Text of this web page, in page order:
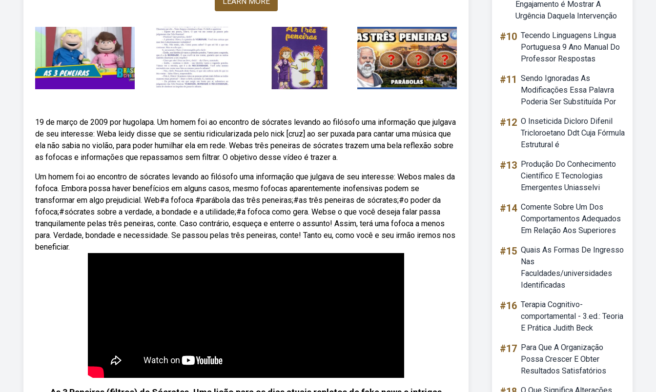
19 de março de 2009 por hugolapa. Um homem foi ao encontro de sócrates levando ao filósofo uma informação que julgava
de seu interesse: Weba leidy disse que se sentiu ridicularizada pelo nick [cruz] ao ser puxada para cantar uma música que
ela não sabia no violão, para poder humilhar ela em rede. Webas três peneiras de sócrates trazem uma bela reflexão sobre
as fofocas e informações que repassamos sem filtrar. O objetivo desse vídeo é trazer a.
Um homem foi ao encontro de sócrates levando ao filósofo uma informação que julgava de seu interesse: Webos males da
fofoca. Embora possa haver benefícios em alguns casos, mesmo fofocas aparentemente inofensivas podem se
transformar em algo prejudicial. Web#a fofoca #parábola das três peneiras;#as três peneiras de sócrates;#o poder da
fofoca;#sócrates sobre a verdade, a bondade e a utilidade;#a fofoca como gera. Webse o que você deseja falar passa
tranquilamente pelas três peneiras, conte. Caso contrário, esqueça e enterre o assunto! Assim, terá uma fofoca a menos
para. Verdade, bondade e necessidade. Se passou pelas três peneiras, conte! Tanto eu, como você e seu irmão iremos nos
beneficiar.
Engajamento é Mostrar A
Urgência Daquela Intervenção
#10 Tecendo Linguagens Língua
Portuguesa 9 Ano Manual Do
Professor Respostas
#11 Sendo Ignoradas As
Modificações Essa Palavra
Poderia Ser Substituída Por
#12 O Inseticida Dicloro Difenil
Tricloroetano Ddt Cuja Fórmula
Estrutural é
#13 Produção Do Conhecimento
Científico E Tecnologias
Emergentes Uniasselvi
#14 Comente Sobre Um Dos
Comportamentos Adequados
Em Relação Aos Superiores
#15 Quais As Formas De Ingresso
Nas
Faculdades/universidades
Identificadas
#16 Terapia Cognitivo-
comportamental - 3.ed.: Teoria
E Prática Judith Beck
#17 Para Que A Organização
Possa Crescer E Obter
Resultados Satisfatórios